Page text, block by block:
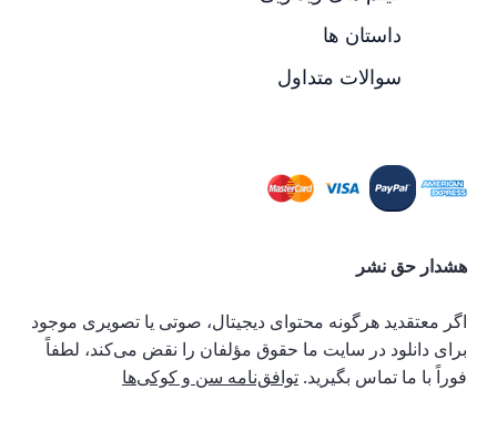
داستان ها
سوالات متداول
هشدار حق نشر
اگر معتقدید هرگونه محتوای دیجیتال، صوتی یا تصویری موجود
برای دانلود در سایت ما حقوق مؤلفان را نقض می‌کند، لطفاً
فوراً با ما تماس بگیرید. توافق‌نامه سن و کوکی‌ها